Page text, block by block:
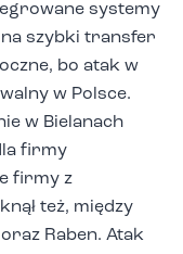
systemy
szybki transfer
bo atak w
w Polsce.
w Bielanach
firmy
firmy z
też, między
Raben. Atak